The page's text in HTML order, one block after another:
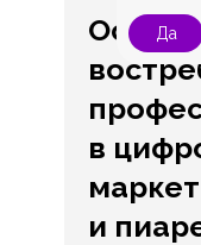
Да
Освой
в
и